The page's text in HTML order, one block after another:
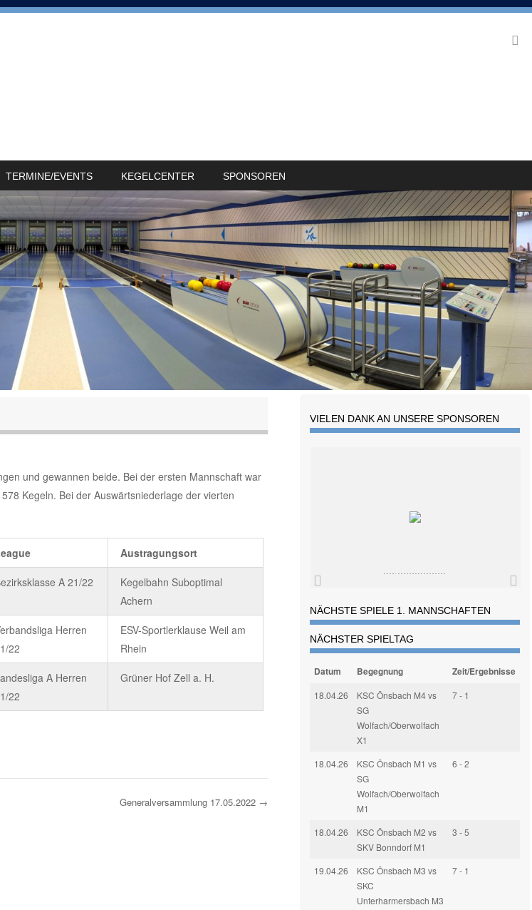
TERMINE/EVENTS KEGELCENTER SPONSOREN
und gewannen beide. Bei der ersten Mannschaft war
Kegeln. Bei der Auswärtsniederlage der vierten
Austragungsort
A 21/22
Kegelbahn Suboptimal
Achern
Herren
22
ESV-Sportlerklause Weil am
Rhein
A Herren
22
Grüner Hof Zell a. H.
Generalversammlung 17.05.2022 →
VIELEN DANK AN UNSERE SPONSOREN
NÄCHSTE SPIELE 1. MANNSCHAFTEN
NÄCHSTER SPIELTAG
Datum Begegnung Zeit/Ergebnisse
18.04.26
KSC Önsbach M4 vs
SG
Wolfach/Oberwolfach
X1
7 - 1
18.04.26
KSC Önsbach M1 vs
SG
Wolfach/Oberwolfach
M1
6 - 2
18.04.26
KSC Önsbach M2 vs
SKV Bonndorf M1
3 - 5
19.04.26
KSC Önsbach M3 vs
SKC
Unterharmersbach M3
7 - 1